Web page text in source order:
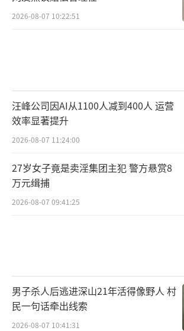
2026-08-07 10:22:51
汪峰公司因AI从1100人减到400人 运营
效率显著提升
2026-08-07 11:24:00
27岁女子竟是卖淫集团主犯 警方悬赏8
万元缉捕
2026-08-07 09:41:25
男子杀人后逃进深山21年活得像野人 村
民一句话牵出线索
2026-08-07 10:41:31